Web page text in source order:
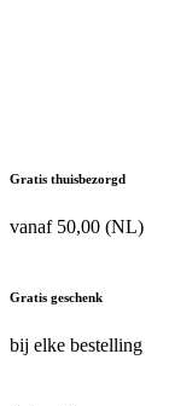
Gratis thuisbezorgd
vanaf 50,00 (NL)
Gratis geschenk
bij elke bestelling